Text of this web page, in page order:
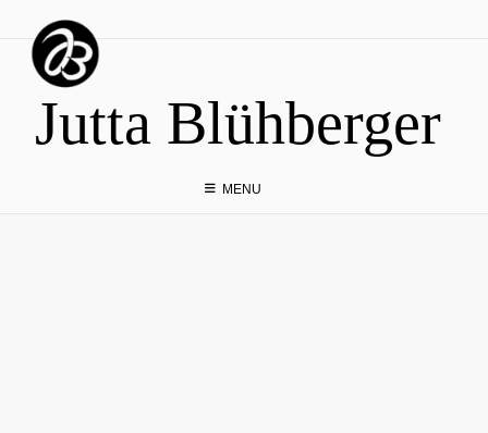
content
Jutta Blühberger
MENU